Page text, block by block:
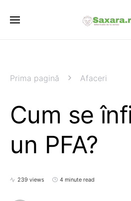
Prima pagină Afaceri
Cum se
un PFA?
239 views 4 minute read